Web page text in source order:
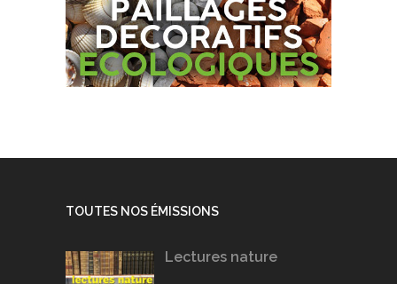
TOUTES NOS ÉMISSIONS
Lectures nature